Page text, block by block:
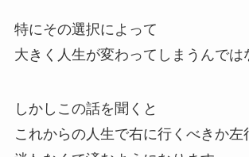
特にその選択によって
大きく人生が変わってしまうんでは
しかしこの話を聞くと
これからの人生で右に行くべきか左